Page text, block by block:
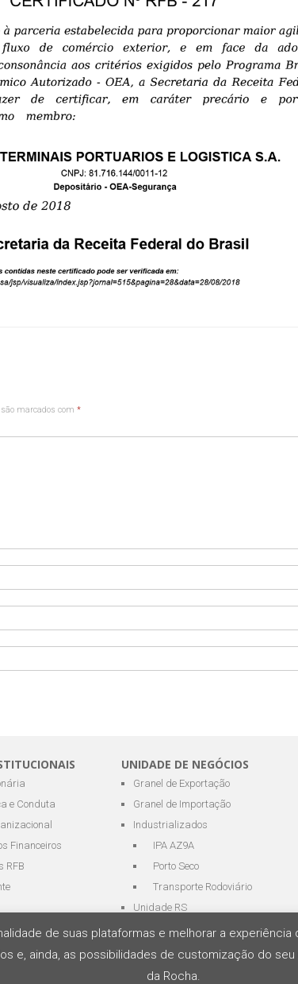
marcados com *
e Conduta
Financeiros
RFB
UNIDADE DE NEGÓCIOS
Granel de Exportação
Granel de Importação
Industrializados
IPA AZ9A
Porto Seco
Transporte Rodoviário
Unidade RS
de suas plataformas e melhorar a
e, ainda, as possibilidades de customização do
da Rocha.